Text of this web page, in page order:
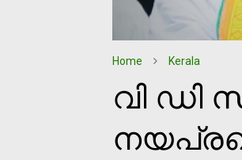
Home Kerala
വി ഡി